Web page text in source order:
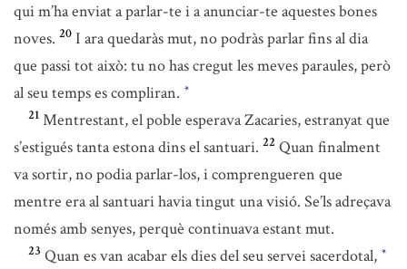
qui m’ha enviat a parlar-te i a anunciar-te aquestes bones
noves. 20 I ara quedaràs mut, no podràs parlar fins al dia
que passi tot això: tu no has cregut les meves paraules, però
al seu temps es compliran. *
21 Mentrestant, el poble esperava Zacaries, estranyat que
s’estigués tanta estona dins el santuari. 22 Quan finalment
va sortir, no podia parlar-los, i comprengueren que
mentre era al santuari havia tingut una visió. Se’ls adreçava
només amb senyes, perquè continuava estant mut.
23 Quan es van acabar els dies del seu servei sacerdotal, *